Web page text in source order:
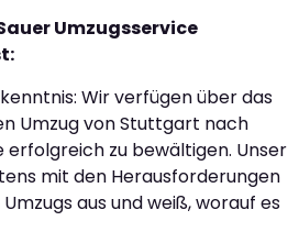
Umzugsservice
Wir verfügen über das
Umzug von Stuttgart nach
erfolgreich zu bewältigen. Unser
mit den Herausforderungen
aus und weiß, worauf es